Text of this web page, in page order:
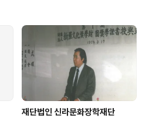
재단법인 신라문화장학재단